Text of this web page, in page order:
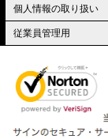
個人情報の取り扱い
従業員管理用